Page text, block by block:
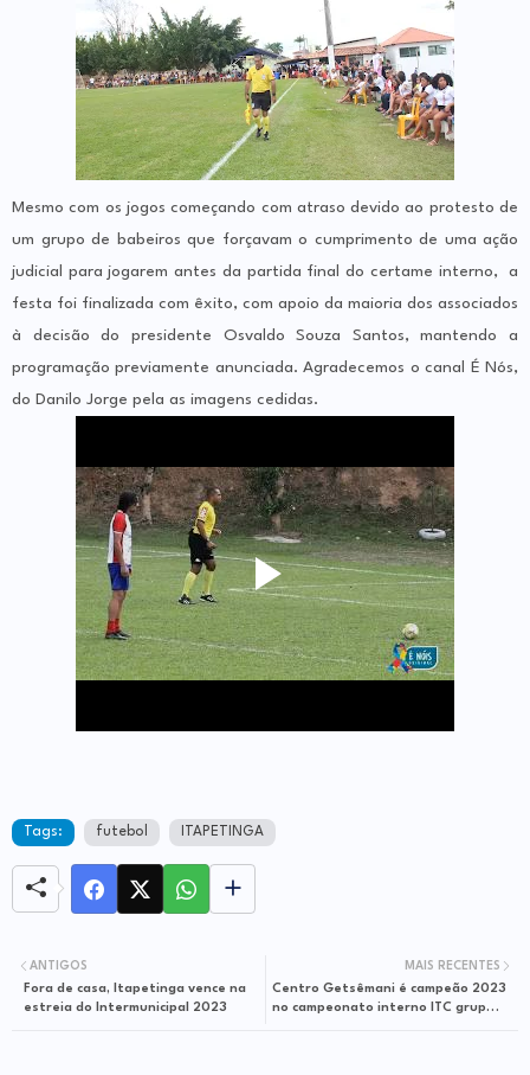
Mesmo com os jogos começando com atraso devido ao protesto de
um grupo de babeiros que forçavam o cumprimento de uma ação
judicial para jogarem antes da partida final do certame interno, a
festa foi finalizada com êxito, com apoio da maioria dos associados
à decisão do presidente Osvaldo Souza Santos, mantendo a
programação previamente anunciada. Agradecemos o canal É Nós,
do Danilo Jorge pela as imagens cedidas.
Tags: futebol ITAPETINGA
MAIS RECENTES
Centro Getsêmani é campeão 2023
no campeonato interno ITC grupo B
ANTIGOS
Fora de casa, Itapetinga vence na
estreia do Intermunicipal 2023